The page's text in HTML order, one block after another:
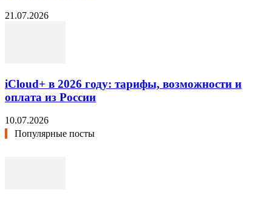
21.07.2026
iCloud+ в 2026 году: тарифы, возможности и
оплата из России
10.07.2026
Популярные посты